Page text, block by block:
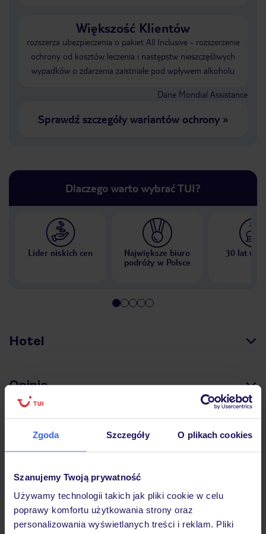
Zgoda Szczegóły O plikach cookies
Szanujemy Twoją prywatność
Używamy technologii takich jak pliki cookie w celu
poprawy komfortu użytkowania strony oraz
personalizowania wyświetlanych treści i reklam. Pliki
Większość Klientów
rozszerza ubezpieczenia o pakiet All Inclusive - rozszerzenie
ochrony od kosztów leczenia i następstw nieszczęśliwych
wypadków o zdarzenia zaistniałe pod wpływem alkoholu
Dane Mondial Assistance
Sprawdź szczegóły wariantów ochrony»
Dlaczego warto wybrać TUI?
Lider niskich cen
Największe biuro
podróży w Polsce
30 lat w
Hotel
Opinie
Pokoje
Wyżywienie
Atrakcje